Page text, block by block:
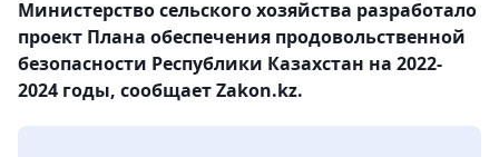
Министерство сельского хозяйства разработало
проект Плана обеспечения продовольственной
безопасности Республики Казахстан на 2022-
2024 годы, сообщает Zakon.kz.